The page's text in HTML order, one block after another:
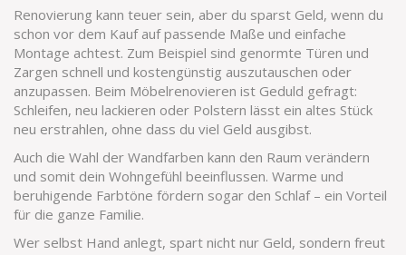
Renovierung kann teuer sein, aber du sparst Geld, wenn du
schon vor dem Kauf auf passende Maße und einfache
Montage achtest. Zum Beispiel sind genormte Türen und
Zargen schnell und kostengünstig auszutauschen oder
anzupassen. Beim Möbelrenovieren ist Geduld gefragt:
Schleifen, neu lackieren oder Polstern lässt ein altes Stück
neu erstrahlen, ohne dass du viel Geld ausgibst.
Auch die Wahl der Wandfarben kann den Raum verändern
und somit dein Wohngefühl beeinflussen. Warme und
beruhigende Farbtöne fördern sogar den Schlaf – ein Vorteil
für die ganze Familie.
Wer selbst Hand anlegt, spart nicht nur Geld, sondern freut